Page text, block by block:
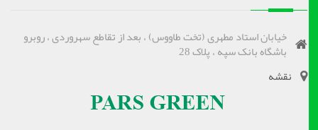
خیابان استاد مطهری (تخت طاووس) ، بعد از تقاطع سهروردی ، روبرو
باشگاه بانک سپه ، پلاک 28
نقشه